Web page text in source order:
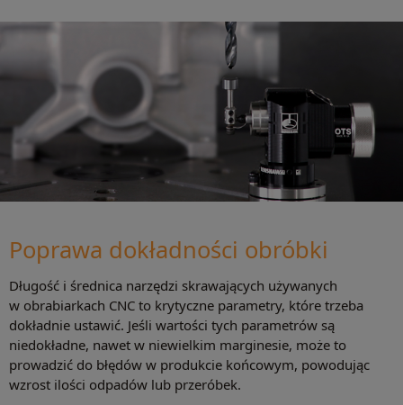
Poprawa dokładności obróbki
Długość i średnica narzędzi skrawających używanych
w obrabiarkach CNC to krytyczne parametry, które trzeba
dokładnie ustawić. Jeśli wartości tych parametrów są
niedokładne, nawet w niewielkim marginesie, może to
prowadzić do błędów w produkcie końcowym, powodując
wzrost ilości odpadów lub przeróbek.